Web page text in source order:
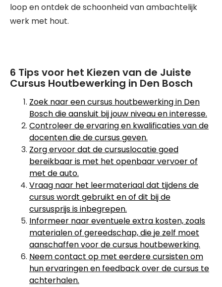
loop en ontdek de schoonheid van ambachtelijk
werk met hout.
6 Tips voor het Kiezen van de Juiste
Cursus Houtbewerking in Den Bosch
Zoek naar een cursus houtbewerking in Den
Bosch die aansluit bij jouw niveau en interesse.
Controleer de ervaring en kwalificaties van de
docenten die de cursus geven.
Zorg ervoor dat de cursuslocatie goed
bereikbaar is met het openbaar vervoer of
met de auto.
Vraag naar het leermateriaal dat tijdens de
cursus wordt gebruikt en of dit bij de
cursusprijs is inbegrepen.
Informeer naar eventuele extra kosten, zoals
materialen of gereedschap, die je zelf moet
aanschaffen voor de cursus houtbewerking.
Neem contact op met eerdere cursisten om
hun ervaringen en feedback over de cursus te
achterhalen.